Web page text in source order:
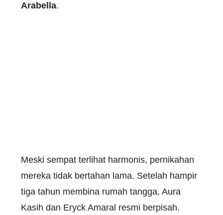
Arabella.
Meski sempat terlihat harmonis, pernikahan
mereka tidak bertahan lama. Setelah hampir
tiga tahun membina rumah tangga, Aura
Kasih dan Eryck Amaral resmi berpisah.